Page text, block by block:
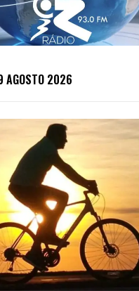
AGOSTO 2026